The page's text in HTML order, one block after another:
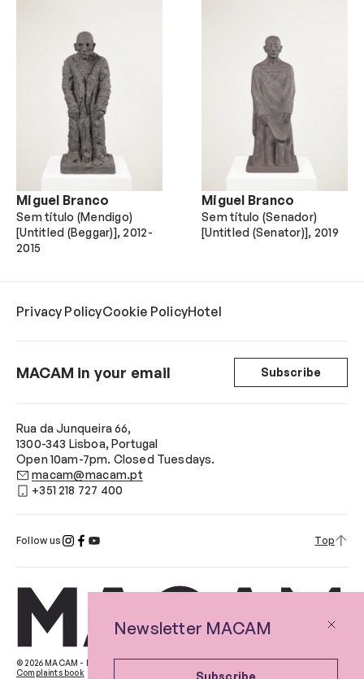
Newsletter MACAM
Subscribe
Sem título (Mendigo)
[Untitled (Beggar)] 2012-
2015
Miguel Branco
Sem título (Senador)
[Untitled (Senator)] 2019
Miguel Branco
Privacy PolicyCookie PolicyHotel
© 2026 MACAM - Museu de Arte Contemporânea Armando Martins
Complaints book
Follow us Top
Rua da Junqueira 66,
1300-343 Lisboa, Portugal
Open 10am-7pm. Closed Tuesdays.
macam@macam.pt
+351 218 727 400
MACAM in your email Subscribe